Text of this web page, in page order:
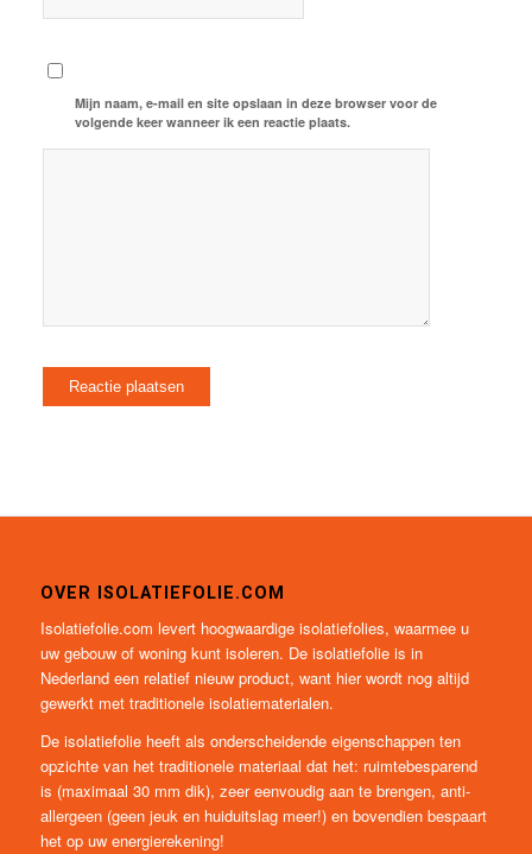
Mijn naam, e-mail en site opslaan in deze browser voor de
volgende keer wanneer ik een reactie plaats.
OVER ISOLATIEFOLIE.COM
Isolatiefolie.com levert hoogwaardige isolatiefolies, waarmee u
uw gebouw of woning kunt isoleren. De isolatiefolie is in
Nederland een relatief nieuw product, want hier wordt nog altijd
gewerkt met traditionele isolatiematerialen.
De isolatiefolie heeft als onderscheidende eigenschappen ten
opzichte van het traditionele materiaal dat het: ruimtebesparend
is (maximaal 30 mm dik), zeer eenvoudig aan te brengen, anti-
allergeen (geen jeuk en huiduitslag meer!) en bovendien bespaart
het op uw energierekening!